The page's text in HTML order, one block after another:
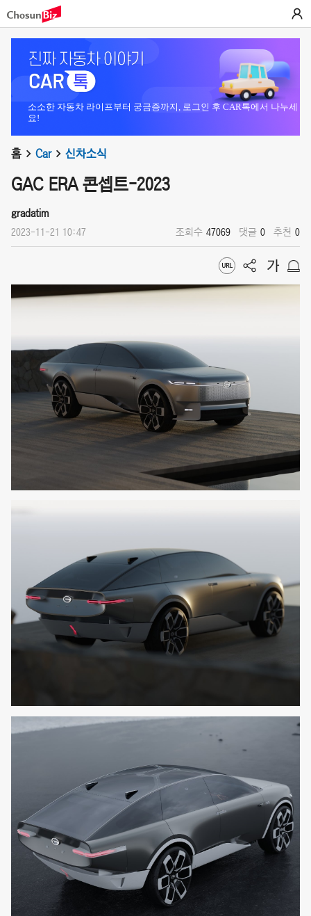
소소한 자동차 라이프부터 궁금증까지, 로그인 후 CAR톡에서 나누세
요!
홈 Car 신차소식
GAC ERA 콘셉트-2023
gradatim
2023-11-21 10:47 조회수 47069 댓글 0 추천 0